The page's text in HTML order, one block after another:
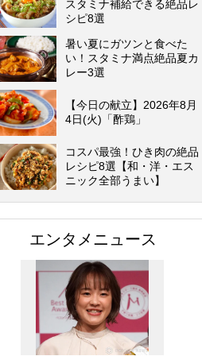
スタミナ補給できる絶品レ
シピ8選
暑い夏にガツンと食べた
い！スタミナ満点絶品夏カ
レー3選
【今日の献立】2026年8月
4日(火)「酢鶏」
コスパ最強！ひき肉の絶品
レシピ8選【和・洋・エス
ニック全部うまい】
エンタメニュース